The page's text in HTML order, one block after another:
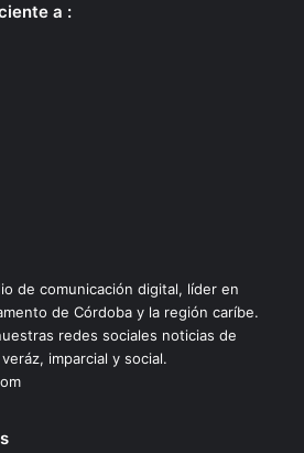
a :
de comunicación digital, líder en
de Córdoba y la región caríbe.
redes sociales noticias de
imparcial y social.